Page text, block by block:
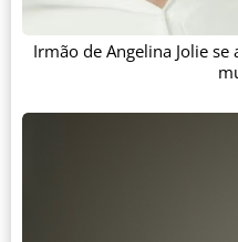
Irmão de Angelina Jolie